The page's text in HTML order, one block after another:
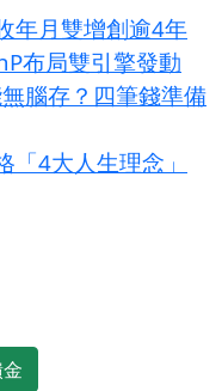
年月雙增創逾4年
布局雙引擎發動
腦存？四筆錢準備
「4大人生理念」